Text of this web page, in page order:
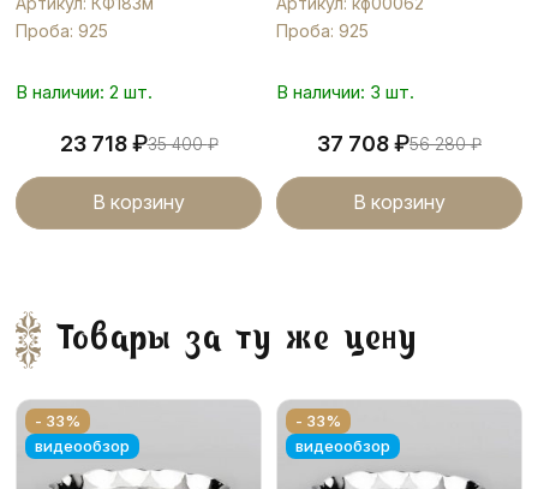
Проба: 925
В наличии: 2 шт.
23 718₽35 400₽
В корзину
Проба: 925
В наличии: 3 шт.
37 708₽56 280₽
В корзину
Товары за ту же цену
- 33%
видеообзор
- 33%
видеообзор